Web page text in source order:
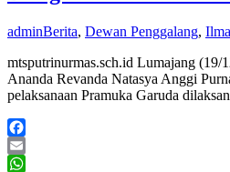
adminBerita, Dewan Penggalang,
mtsputrinurmas.sch.id Lumajang
Ananda Revanda Natasya Anggi
pelaksanaan Pramuka Garuda
Facebook
Email